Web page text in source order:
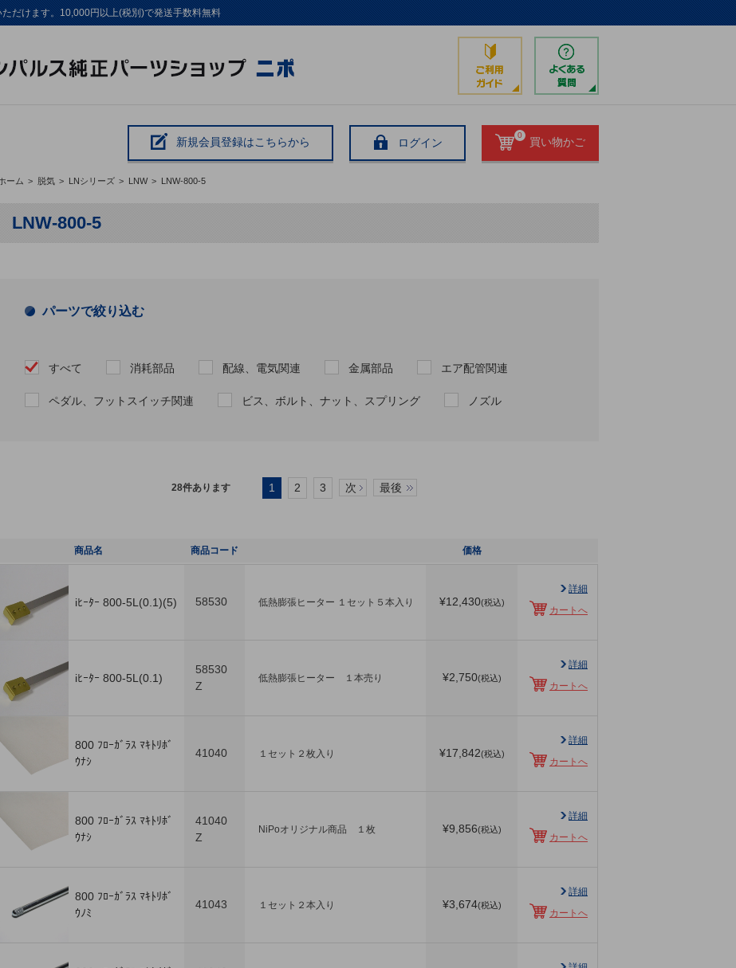
だけます。10,000円以上(税別)で発送手数料無料
新規会員登録はこちらから ログイン
0
買い物かご
ーム > 脱気 > LNシリーズ > LNW > LNW-800-5
LNW-800-5
パーツで絞り込む
すべて 消耗部品 配線、電気関連 金属部品 エア配管関連
ペダル、フットスイッチ関連 ビス、ボルト、ナット、スプリング ノズル
28件あります 1 2 3 次 最後
商品名 商品コード 価格
iﾋｰﾀｰ 800-5L(0.1)(5) 58530 低熱膨張ヒーター １セット５本入り ¥12,430(税込)
詳細
カートへ
iﾋｰﾀｰ 800-5L(0.1)
58530
Z
低熱膨張ヒーター １本売り ¥2,750(税込)
詳細
カートへ
800 ﾌﾛｰｶﾞﾗｽ ﾏｷﾄﾘﾎﾞ
ｳﾅｼ
41040 １セット２枚入り ¥17,842(税込)
詳細
カートへ
800 ﾌﾛｰｶﾞﾗｽ ﾏｷﾄﾘﾎﾞ
ｳﾅｼ
41040
Z
NiPoオリジナル商品 １枚 ¥9,856(税込)
詳細
カートへ
800 ﾌﾛｰｶﾞﾗｽ ﾏｷﾄﾘﾎﾞ
ｳﾉﾐ
41043 １セット２本入り ¥3,674(税込)
詳細
カートへ